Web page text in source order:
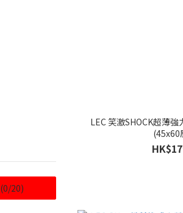
(0/20)
LEC 笑激SHOCK超薄
(45x60